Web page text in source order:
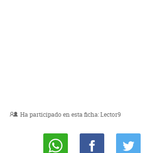
Ha participado en esta ficha:Lector9